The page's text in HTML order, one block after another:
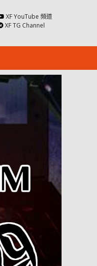
XF YouTube 頻道
XF TG Channel